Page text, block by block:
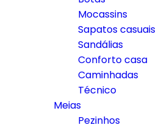
Mocassins
Sapatos casuais
Sandálias
Conforto casa
Caminhadas
Técnico
Meias
Pezinhos